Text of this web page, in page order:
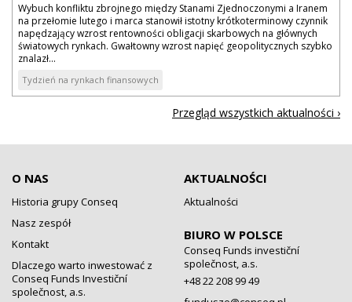
Wybuch konfliktu zbrojnego między Stanami Zjednoczonymi a Iranem
na przełomie lutego i marca stanowił istotny krótkoterminowy czynnik
napędzający wzrost rentowności obligacji skarbowych na głównych
światowych rynkach. Gwałtowny wzrost napięć geopolitycznych szybko
znalazł...
Tydzień na rynkach finansowych
Przegląd wszystkich aktualności ›
O NAS
Historia grupy Conseq
Nasz zespół
Kontakt
Dlaczego warto inwestować z
Conseq Funds Investiční
společnost, a.s.
AKTUALNOŚCI
Aktualności
BIURO W POLSCE
Conseq Funds investiční
společnost, a.s.
+48 22 208 99 49